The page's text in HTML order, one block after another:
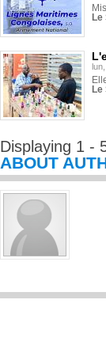
Displaying 1 -
ABOUT